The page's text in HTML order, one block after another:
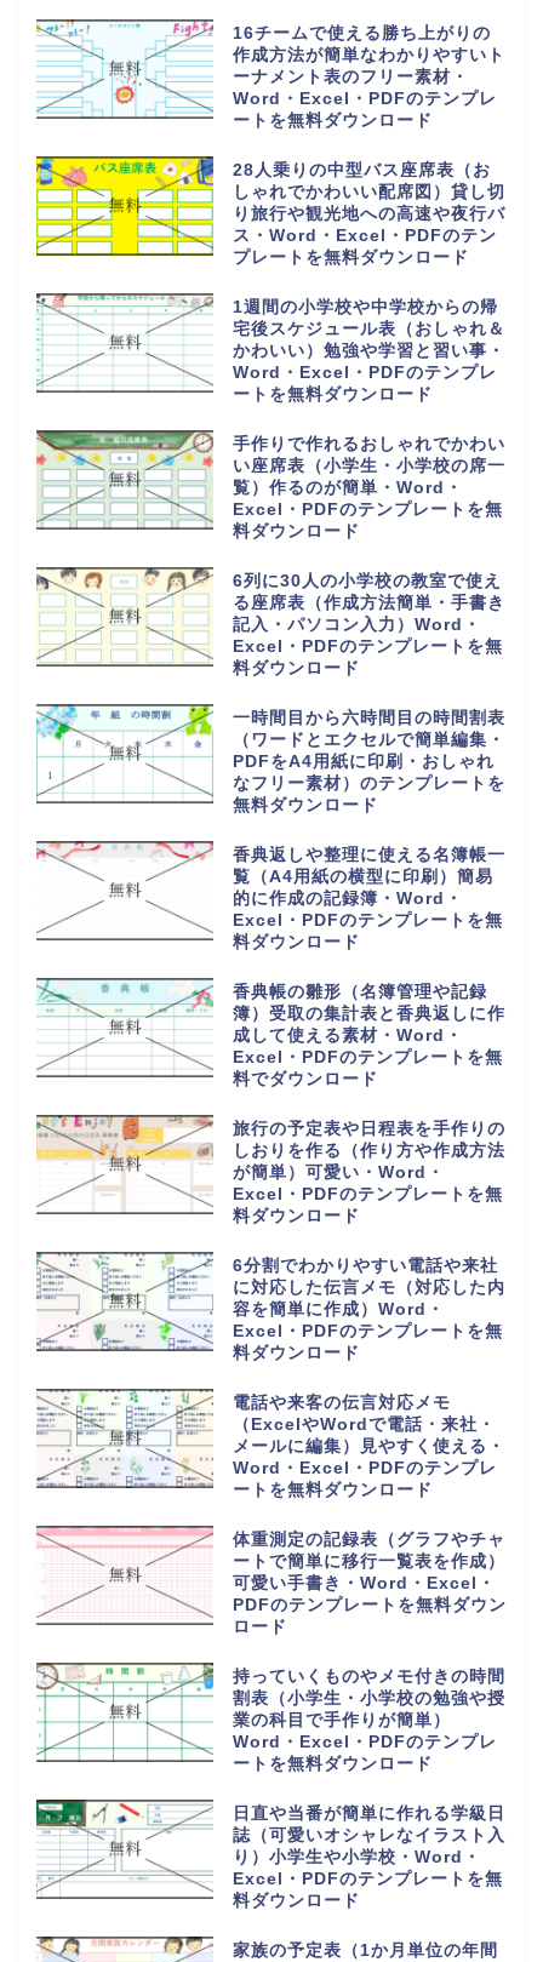
16チームで使える勝ち上がりの
作成方法が簡単なわかりやすいト
ーナメント表のフリー素材・
Word・Excel・PDFのテンプレ
ートを無料ダウンロード
28人乗りの中型バス座席表（お
しゃれでかわいい配席図）貸し切
り旅行や観光地への高速や夜行バ
ス・Word・Excel・PDFのテン
プレートを無料ダウンロード
1週間の小学校や中学校からの帰
宅後スケジュール表（おしゃれ＆
かわいい）勉強や学習と習い事・
Word・Excel・PDFのテンプレ
ートを無料ダウンロード
手作りで作れるおしゃれでかわい
い座席表（小学生・小学校の席一
覧）作るのが簡単・Word・
Excel・PDFのテンプレートを無
料ダウンロード
6列に30人の小学校の教室で使え
る座席表（作成方法簡単・手書き
記入・パソコン入力）Word・
Excel・PDFのテンプレートを無
料ダウンロード
一時間目から六時間目の時間割表
（ワードとエクセルで簡単編集・
PDFをA4用紙に印刷・おしゃれ
なフリー素材）のテンプレートを
無料ダウンロード
香典返しや整理に使える名簿帳一
覧（A4用紙の横型に印刷）簡易
的に作成の記録簿・Word・
Excel・PDFのテンプレートを無
料ダウンロード
香典帳の雛形（名簿管理や記録
簿）受取の集計表と香典返しに作
成して使える素材・Word・
Excel・PDFのテンプレートを無
料でダウンロード
旅行の予定表や日程表を手作りの
しおりを作る（作り方や作成方法
が簡単）可愛い・Word・
Excel・PDFのテンプレートを無
料ダウンロード
6分割でわかりやすい電話や来社
に対応した伝言メモ（対応した内
容を簡単に作成）Word・
Excel・PDFのテンプレートを無
料ダウンロード
電話や来客の伝言対応メモ
（ExcelやWordで電話・来社・
メールに編集）見やすく使える・
Word・Excel・PDFのテンプレ
ートを無料ダウンロード
体重測定の記録表（グラフやチャ
ートで簡単に移行一覧表を作成）
可愛い手書き・Word・Excel・
PDFのテンプレートを無料ダウン
ロード
持っていくものやメモ付きの時間
割表（小学生・小学校の勉強や授
業の科目で手作りが簡単）
Word・Excel・PDFのテンプレ
ートを無料ダウンロード
日直や当番が簡単に作れる学級日
誌（可愛いオシャレなイラスト入
り）小学生や小学校・Word・
Excel・PDFのテンプレートを無
料ダウンロード
家族の予定表（1か月単位の年間